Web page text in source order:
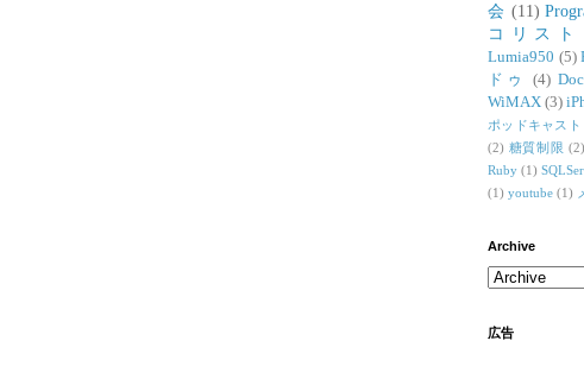
会 (11)
コリスト
Lumia950 (5)
ドゥ
(4)
WiMAX (3)
ポッドキャスト
(2) 糖質制限 (2)
Ruby (1)
(1) youtube (1)
Archive
広告